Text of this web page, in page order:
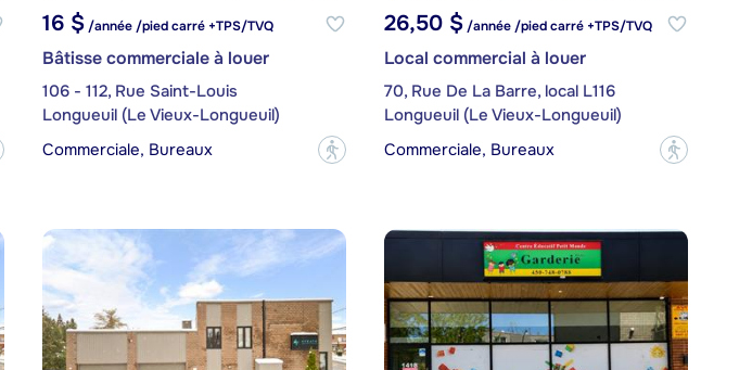
16 $/année /pied carré +TPS/TVQ
Bâtisse commerciale à louer
106 - 112, Rue Saint-Louis
Longueuil (Le Vieux-Longueuil)
Commerciale, Bureaux
?
26,50 $/année /pied carré +TPS/TVQ
Local commercial à louer
70, Rue De La Barre, local L116
Longueuil (Le Vieux-Longueuil)
Commerciale, Bureaux
?